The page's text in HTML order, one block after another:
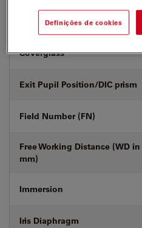
Correction Ring (CORR)
Coverglass
Exit Pupil Position/DIC prism
Field Number (FN)
Free Working Distance (WD in
mm)
Immersion
Iris Diaphragm
Definições de cookies